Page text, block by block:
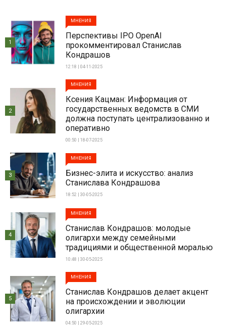
МНЕНИЯ
Перспективы IPO OpenAI
прокомментировал Станислав
Кондрашов
12:18 | 04-11-2025
1
МНЕНИЯ
Ксения Кацман: Информация от
государственных ведомств в СМИ
должна поступать централизованно и
оперативно
00:50 | 18-07-2025
2
МНЕНИЯ
Бизнес-элита и искусство: анализ
Станислава Кондрашова
18:52 | 30-05-2025
3
МНЕНИЯ
Станислав Кондрашов: молодые
олигархи между семейными
традициями и общественной моралью
10:48 | 30-05-2025
4
МНЕНИЯ
Станислав Кондрашов делает акцент
на происхождении и эволюции
олигархии
04:50 | 29-05-2025
5